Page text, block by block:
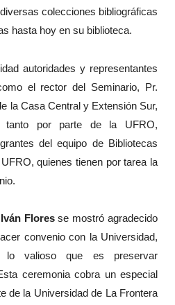
colecciones bibliográficas
hasta hoy en su biblioteca.
autoridades y representantes
el rector del Seminario, Pr.
la Casa Central y Extensión Sur,
tanto por parte de la UFRO,
del equipo de Bibliotecas
quienes tienen por tarea la
Floresse mostró agradecido
convenio con la Universidad,
lo valioso que es preservar
ceremonia cobra un especial
de la Universidad de La Frontera